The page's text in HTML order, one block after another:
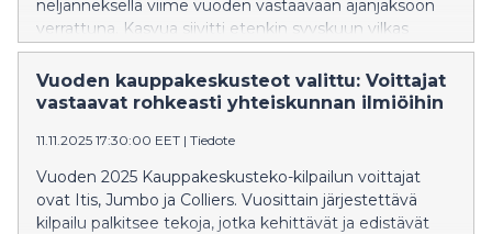
neljänneksellä viime vuoden vastaavaan ajanjaksoon
verrattuna. Kasvua siivitti etenkin syyskuun vilkas
myynti, joka ylitti viime vuoden tason 3,4 prosentilla. 12
kuukauden rullaavalla tarkastelujaksolla
kokonaismyynnin nimellinen vuosikasvu oli 1,1
vuosineljänneksen kokonaismyynti oli 1,9 prosenttia
viime vuotta korkeampi, ja 12 kuukauden rullaavalla
tarkastelujaksolla myynnin vuosimuutos oli 0,6
prosenttia.
Vuoden kauppakeskusteot valittu: Voittajat
vastaavat rohkeasti yhteiskunnan ilmiöihin
11.11.2025 17:30:00 EET | Tiedote
Vuoden 2025 Kauppakeskusteko-kilpailun voittajat
ovat Itis, Jumbo ja Colliers. Vuosittain järjestettävä
kilpailu palkitsee tekoja, jotka kehittävät ja edistävät